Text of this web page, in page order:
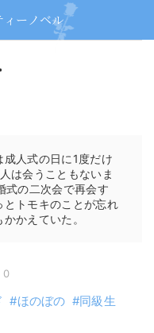
ーノベル
人式の日に1度だけ
は会うこともないま
式の二次会で再会す
とトモキのことが忘れ
かえていた。
0
ほのぼの
同級生